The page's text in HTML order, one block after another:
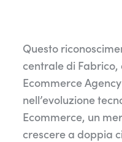
Questo
centrale di
Ecommerce
nell’evoluzione
Ecommerce, un
crescere a doppia